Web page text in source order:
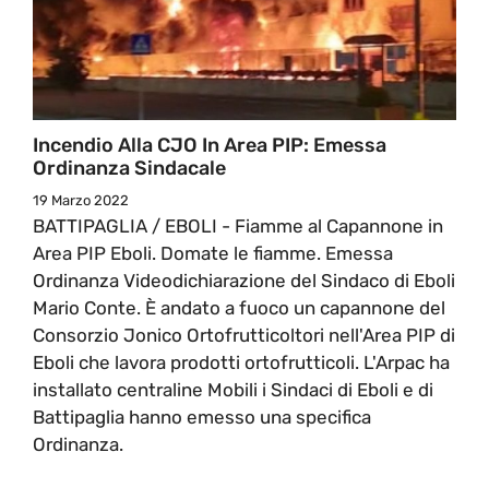
Incendio Alla CJO In Area PIP: Emessa
Ordinanza Sindacale
19 Marzo 2022
BATTIPAGLIA / EBOLI - Fiamme al Capannone in
Area PIP Eboli. Domate le fiamme. Emessa
Ordinanza Videodichiarazione del Sindaco di Eboli
Mario Conte. È andato a fuoco un capannone del
Consorzio Jonico Ortofrutticoltori nell'Area PIP di
Eboli che lavora prodotti ortofrutticoli. L'Arpac ha
installato centraline Mobili i Sindaci di Eboli e di
Battipaglia hanno emesso una specifica
Ordinanza.